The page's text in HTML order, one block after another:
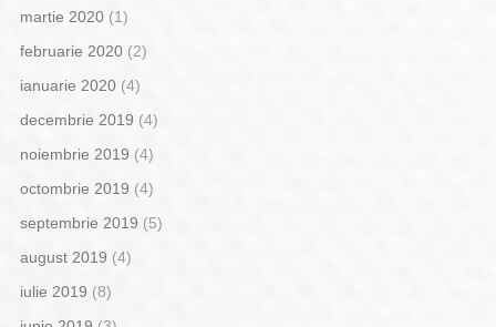
martie 2020(1)
februarie 2020(2)
ianuarie 2020(4)
decembrie 2019 (4)
noiembrie 2019 (4)
octombrie 2019 (4)
septembrie 2019 (5)
august 2019 (4)
iulie 2019 (8)